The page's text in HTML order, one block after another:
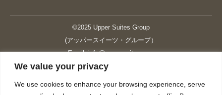
We value your privacy
We use cookies to enhance your browsing experience, serve
©2025 Upper Suites Group
(アッパースイーツ・グループ）
Email: info@upper-suites.com
----------------------------------------------------------------